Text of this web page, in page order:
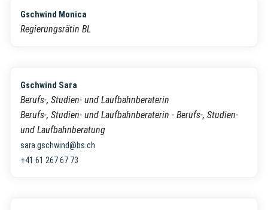
Gschwind Monica
Regierungsrätin BL
Gschwind Sara
Berufs-, Studien- und Laufbahnberaterin
Berufs-, Studien- und Laufbahnberaterin - Berufs-, Studien-
und Laufbahnberatung
sara.gschwind@bs.ch
+41 61 267 67 73